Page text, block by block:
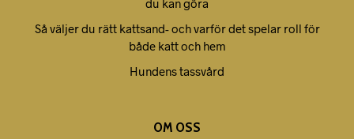
du kan göra
Så väljer du rätt kattsand- och varför det spelar roll för
både katt och hem
Hundens tassvård
OM OSS